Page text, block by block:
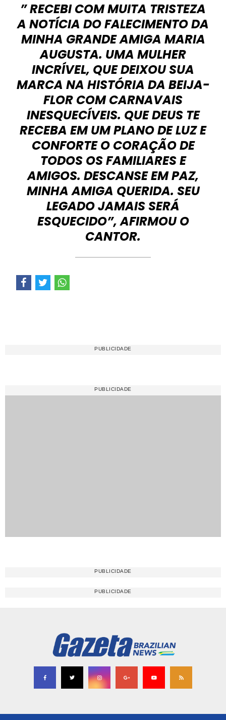
” RECEBI COM MUITA TRISTEZA
A NOTÍCIA DO FALECIMENTO DA
MINHA GRANDE AMIGA MARIA
AUGUSTA. UMA MULHER
INCRÍVEL, QUE DEIXOU SUA
MARCA NA HISTÓRIA DA BEIJA-
FLOR COM CARNAVAIS
INESQUECÍVEIS. QUE DEUS TE
RECEBA EM UM PLANO DE LUZ E
CONFORTE O CORAÇÃO DE
TODOS OS FAMILIARES E
AMIGOS. DESCANSE EM PAZ,
MINHA AMIGA QUERIDA. SEU
LEGADO JAMAIS SERÁ
ESQUECIDO”, AFIRMOU O
CANTOR.